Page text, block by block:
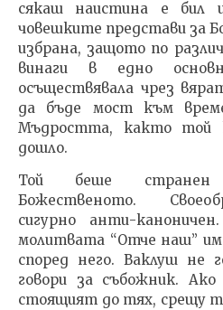
сякаш наистина е
човешките представи за
избрана, защото по
винаги в едно
осъществявала чрез
да бъде мост към
Мъдростта, както той
дошло.
Той беше странен
Божественото.
сигурно анти-
молитвата “Отче наш”
според него. Ваклуш не
говори за събожник.
стоящият до тях, срещу